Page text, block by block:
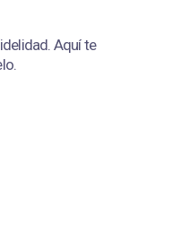
Aquí te